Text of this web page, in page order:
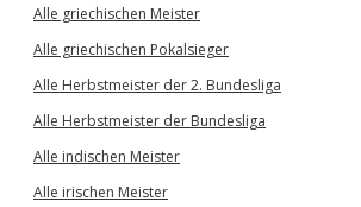
Alle griechischen Meister
Alle griechischen Pokalsieger
Alle Herbstmeister der 2. Bundesliga
Alle Herbstmeister der Bundesliga
Alle indischen Meister
Alle irischen Meister